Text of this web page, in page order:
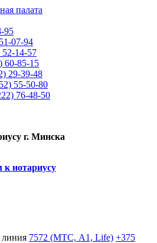
95
07-94
14-57
60-85-15
29-39-48
55-50-80
76-48-50
г. Минска
к нотариусу
7572 (МТС, A1, Life) +375